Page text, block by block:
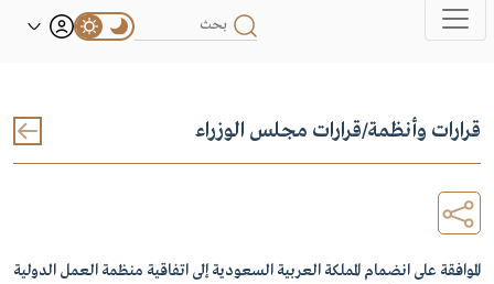
قرارات وأنظمة/قرارات مجلس الوزراء
الموافقة على انضمام المملكة العربية السعودية إلى اتفاقية منظمة العمل الدولية